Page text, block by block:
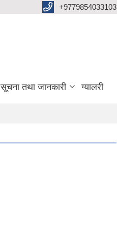
+9779854033103
सूचना तथा जानकारी ग्यालरी